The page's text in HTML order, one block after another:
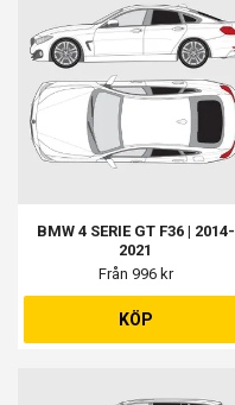
BMW 4 SERIE GT F36 | 2014-
2021
Från 996 kr
KÖP